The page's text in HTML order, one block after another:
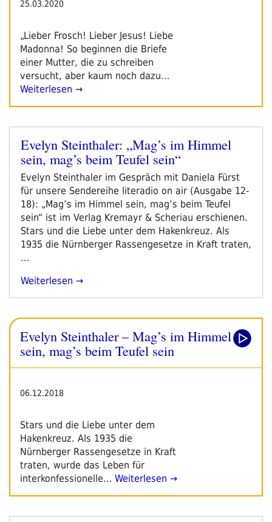
25.03.2020
„Lieber Frosch! Lieber Jesus! Liebe
Madonna! So beginnen die Briefe
einer Mutter, die zu schreiben
versucht, aber kaum noch dazu…
Weiterlesen →
Veröffentlicht
am
Evelyn Steinthaler: „Mag’s im Himmel
sein, mag’s beim Teufel sein“
Evelyn Steinthaler im Gespräch mit Daniela Fürst
für unsere Sendereihe literadio on air (Ausgabe 12-
18): „Mag’s im Himmel sein, mag’s beim Teufel
sein“ ist im Verlag Kremayr & Scheriau erschienen.
Stars und die Liebe unter dem Hakenkreuz. Als
1935 die Nürnberger Rassengesetze in Kraft traten,
…
„Evelyn
Im
Himmel
Sein,
Mag’s
Teufel
Sein““
Weiterlesen
Evelyn Steinthaler – Mag’s im Himmel
sein, mag’s beim Teufel sein
06.12.2018
Stars und die Liebe unter dem
Hakenkreuz. Als 1935 die
Nürnberger Rassengesetze in Kraft
traten, wurde das Leben für
interkonfessionelle… Weiterlesen →